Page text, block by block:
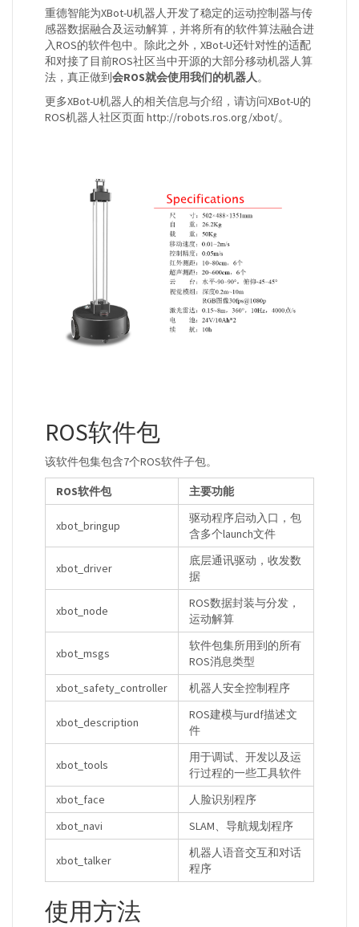
重德智能为XBot-U机器人开发了稳定的运动控制器与传
感器数据融合及运动解算，并将所有的软件算法融合进
入ROS的软件包中。除此之外，XBot-U还针对性的适配
和对接了目前ROS社区当中开源的大部分移动机器人算
法，真正做到会ROS就会使用我们的机器人。
更多XBot-U机器人的相关信息与介绍，请访问XBot-U的
ROS机器人社区页面 http://robots.ros.org/xbot/。
ROS软件包
该软件包集包含7个ROS软件子包。
ROS软件包 主要功能
xbot_bringup
驱动程序启动入口，包
含多个launch文件
xbot_driver
底层通讯驱动，收发数
据
xbot_node
ROS数据封装与分发，
运动解算
xbot_msgs
软件包集所用到的所有
ROS消息类型
xbot_safety_controller
机器人安全控制程序
xbot_description
ROS建模与urdf描述文
件
xbot_tools
用于调试、开发以及运
行过程的一些工具软件
xbot_face
人脸识别程序
xbot_navi
SLAM、导航规划程序
xbot_talker
机器人语音交互和对话
程序
使用方法